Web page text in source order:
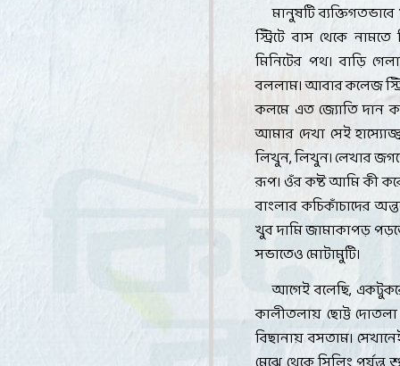
মানুষটি
স্ট্রিটে বাস থেকে
মিনিটের পথ। বাড়ি
বললাম। আবার কলেজ
কলমে এত জ্যোতি দান
আমার দেখা সেই
লিখুন,লিখুন। লেখার
রূপ। ওঁর কষ্ট আমি কী
বাংলার কচিকাঁচাদের
খুব দামি জামাকাপড়
সভাতেও মোটামুটি।
আগেই বলেছি,
কালীতলায় ছোট্ট
বিছানায় বসতাম।